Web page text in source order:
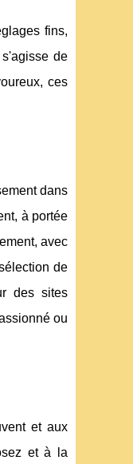
fins,
de
ces
dans
à portée
avec
de
des sites
ou
et aux
et à la